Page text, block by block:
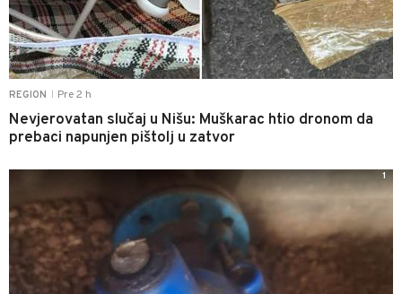
REGION Pre 2 h
Nevjerovatan slučaj u Nišu: Muškarac htio dronom da
prebaci napunjen pištolj u zatvor
1